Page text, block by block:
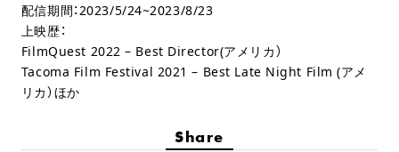
配信期間：2023/5/24~2023/8/23
上映歴：
FilmQuest 2022 – Best Director(アメリカ）
Tacoma Film Festival 2021 – Best Late Night Film (アメ
リカ）ほか
Share